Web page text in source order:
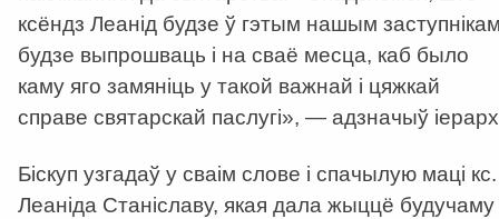
ксёндз Леанід будзе ў гэтым нашым
будзе выпрошваць і на сваё месца, каб было
каму яго замяніць у такой важнай і цяжкай
справе святарскай паслугі», — адзначыў
Біскуп узгадаў у сваім слове і спачылую маці кс.
Леаніда Станіславу, якая дала жыццё будучаму